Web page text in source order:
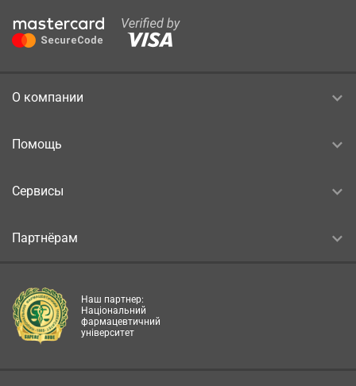
О компании
Помощь
Сервисы
Партнёрам
Наш партнер:
Національний
фармацевтичний
університет